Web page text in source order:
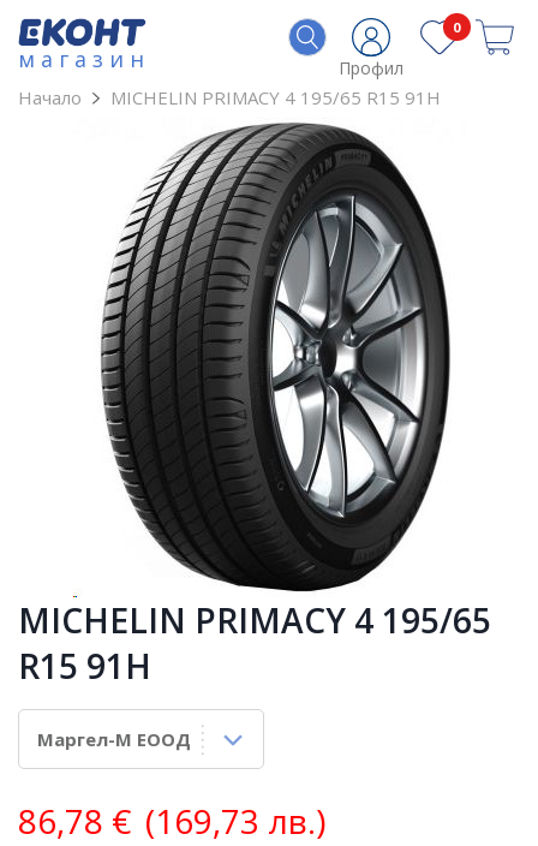
магазин Профил
0
Начало MICHELIN PRIMACY 4 195/65 R15 91H
MICHELIN PRIMACY 4 195/65
R15 91H
86,78 € (169,73 лв.)